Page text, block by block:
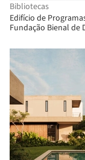
Bibliotecas
Edifício de
Fundação Bienal de